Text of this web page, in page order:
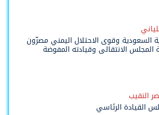
السعودية وقوى الاحتلال اليمني مصرّون
الانتقالي وقيادته المفوضة
النقيب
القيادة الرئاسي